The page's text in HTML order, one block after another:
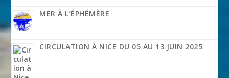
MER À L’ÉPHÉMÈRE
CIRCULATION À NICE DU 05 AU 13 JUIN 2025